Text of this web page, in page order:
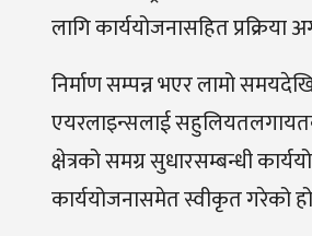
लागि कार्ययोजनासहित प्रक्रिया
निर्माण सम्पन्न भएर लामो
एयरलाइन्सलाई
क्षेत्रको समग्र सुधारसम्बन्धी
कार्ययोजनासमेत स्वीकृत गरेको